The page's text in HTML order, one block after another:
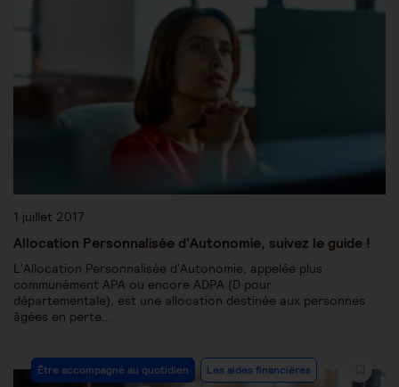
1 juillet 2017
Allocation Personnalisée d’Autonomie, suivez le guide !
L'Allocation Personnalisée d'Autonomie, appelée plus
communément APA ou encore ADPA (D pour
départementale), est une allocation destinée aux personnes
âgées en perte…
Être accompagné au quotidien Les aides financières